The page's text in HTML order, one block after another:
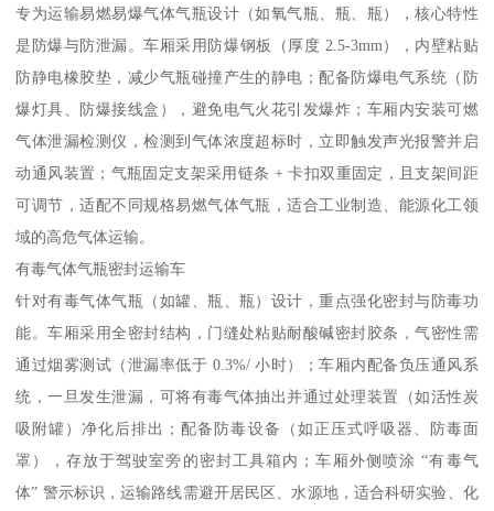
专为运输易燃易爆气体气瓶设计（如氧气瓶、瓶、瓶），核心特性
是防爆与防泄漏。车厢采用防爆钢板（厚度 2.5-3mm），内壁粘贴
防静电橡胶垫，减少气瓶碰撞产生的静电；配备防爆电气系统（防
爆灯具、防爆接线盒），避免电气火花引发爆炸；车厢内安装可燃
气体泄漏检测仪，检测到气体浓度超标时，立即触发声光报警并启
动通风装置；气瓶固定支架采用链条 + 卡扣双重固定，且支架间距
可调节，适配不同规格易燃气体气瓶，适合工业制造、能源化工领
域的高危气体运输。​
有毒气体气瓶密封运输车​
针对有毒气体气瓶（如罐、瓶、瓶）设计，重点强化密封与防毒功
能。车厢采用全密封结构，门缝处粘贴耐酸碱密封胶条，气密性需
通过烟雾测试（泄漏率低于 0.3%/ 小时）；车厢内配备负压通风系
统，一旦发生泄漏，可将有毒气体抽出并通过处理装置（如活性炭
吸附罐）净化后排出；配备防毒设备（如正压式呼吸器、防毒面
罩），存放于驾驶室旁的密封工具箱内；车厢外侧喷涂 “有毒气
体” 警示标识，运输路线需避开居民区、水源地，适合科研实验、化